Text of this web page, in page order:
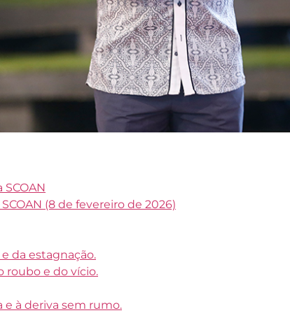
SCOAN
(8 de fevereiro de 2026)
da estagnação.
roubo e do vício.
e à deriva sem rumo.